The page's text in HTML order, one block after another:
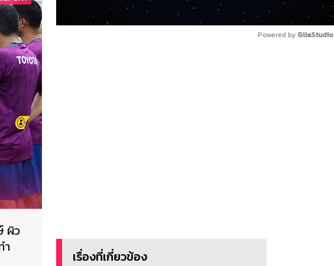
ผิว
ำ
Powered by
เรื่องที่เกี่ยวข้อง